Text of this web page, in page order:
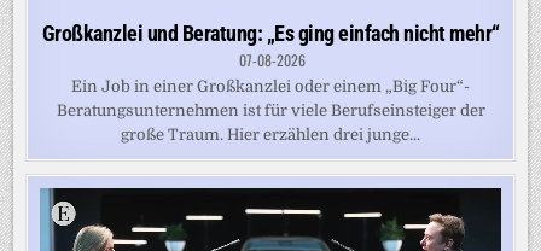
Großkanzlei und Beratung: „Es ging einfach nicht mehr“
07-08-2026
Ein Job in einer Großkanzlei oder einem „Big Four“-
Beratungsunternehmen ist für viele Berufseinsteiger der
große Traum. Hier erzählen drei junge...